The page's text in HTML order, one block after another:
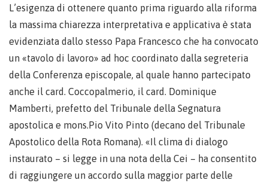
L’esigenza di ottenere quanto prima riguardo alla riforma
la massima chiarezza interpretativa e applicativa è stata
evidenziata dallo stesso Papa Francesco che ha convocato
un «tavolo di lavoro» ad hoc coordinato dalla segreteria
della Conferenza episcopale, al quale hanno partecipato
anche il card. Coccopalmerio, il card. Dominique
Mamberti, prefetto del Tribunale della Segnatura
apostolica e mons.Pio Vito Pinto (decano del Tribunale
Apostolico della Rota Romana). «Il clima di dialogo
instaurato – si legge in una nota della Cei – ha consentito
di raggiungere un accordo sulla maggior parte delle